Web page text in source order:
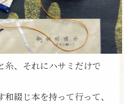
糸、それにハサミだけで
綴じ本を持って行って、